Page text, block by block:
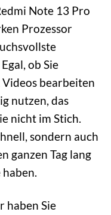
Note 13 Pro
Prozessor
ob Sie
bearbeiten
nutzen, das
nicht im Stich.
sondern auch
ganzen Tag lang
haben Sie